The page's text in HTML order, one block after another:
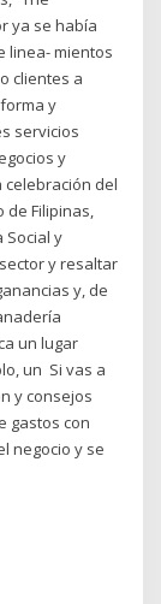
ya se había
linea- mientos
clientes a
y
servicios
y
celebración del
de Filipinas,
Social y
y resaltar
y, de
un lugar
un Si vas a
y consejos
gastos con
negocio y se